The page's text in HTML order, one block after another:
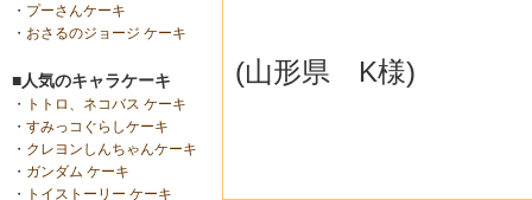
・ プーさんケーキ
・ おさるのジョージ ケーキ
■人気のキャラケーキ
・
トトロ、ネコバス ケーキ
・ すみっコぐらしケーキ
・ クレヨンしんちゃんケーキ
・ ガンダム ケーキ
・
トイストーリー ケーキ
(山形県 K様)